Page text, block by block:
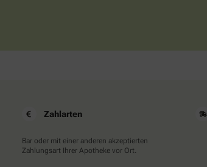
Zahlarten
Bar oder mit einer anderen akzeptierten
Zahlungsart Ihrer Apotheke vor Ort.